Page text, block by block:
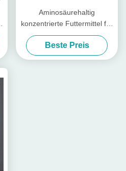
Aminosäurehaltig
konzentrierte Futtermittel für
Geflügel und Vieh
Beste Preis